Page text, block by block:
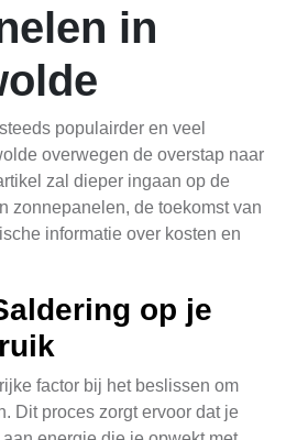
in
populairder en veel
overwegen de overstap naar
zal dieper ingaan op de
zonnepanelen, de toekomst van
informatie over kosten en
op je
factor bij het beslissen om
Dit proces zorgt ervoor dat je